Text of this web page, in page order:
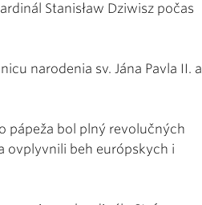
Stanisław Dziwisz počas
narodenia sv. Jána Pavla II. a
pápeža bol plný revolučných
ovplyvnili beh európskych i